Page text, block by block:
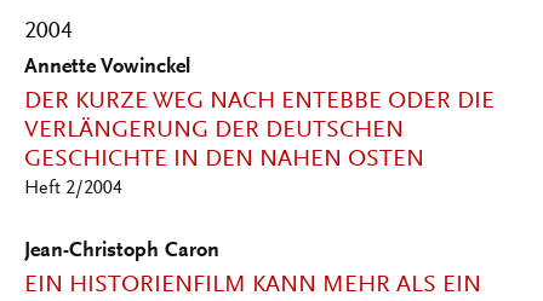
2004
Annette Vowinckel
DER KURZE WEG NACH ENTEBBE ODER DIE
VERLÄNGERUNG DER DEUTSCHEN
GESCHICHTE IN DEN NAHEN OSTEN
Heft 2/2004
Jean-Christoph Caron
EIN HISTORIENFILM KANN MEHR ALS EIN